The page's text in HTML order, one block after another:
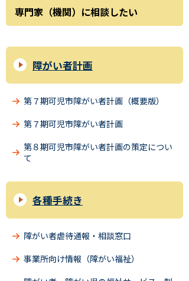
専門家（機関）に相談したい
障がい者計画
第７期可児市障がい者計画（概要版）
第７期可児市障がい者計画
第８期可児市障がい者計画の策定につい
て
各種手続き
障がい者虐待通報・相談窓口
事業所向け情報（障がい福祉）